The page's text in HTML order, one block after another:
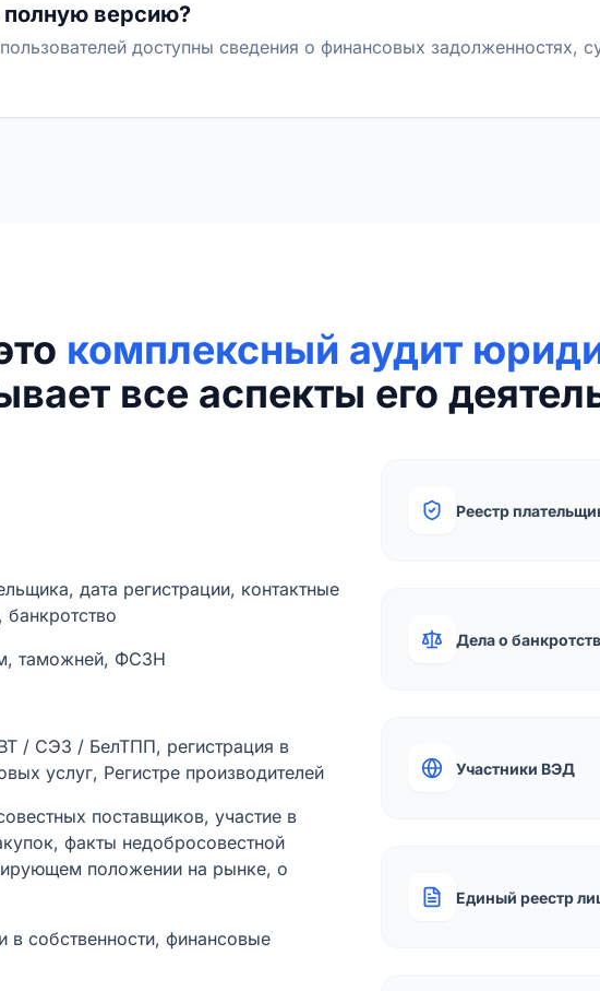
полную версию?
доступны сведения о финансовых задолженностях,
комплексный аудит
все аспекты его
дата регистрации, контактные
таможней, ФСЗН
/ СЭЗ / БелТПП, регистрация в
услуг, Регистре производителей
поставщиков, участие в
факты недобросовестной
положении на рынке, о
в собственности, финансовые
Реестр
Дела о
Участники ВЭД
Единый реестр